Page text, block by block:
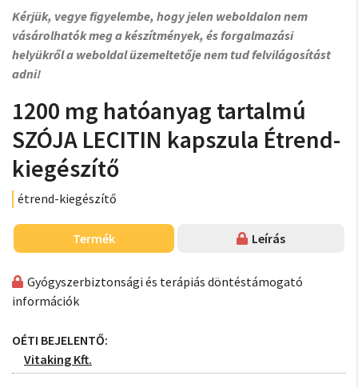
Kérjük, vegye figyelembe, hogy jelen weboldalon nem
vásárolhatók meg a készítmények, és forgalmazási
helyükről a weboldal üzemeltetője nem tud felvilágosítást
adni!
1200 mg hatóanyag tartalmú
SZÓJA LECITIN kapszula Étrend-
kiegészítő
étrend-kiegészítő
Termék Leírás
Gyógyszerbiztonsági és terápiás döntéstámogató
információk
OÉTI BEJELENTŐ:
Vitaking Kft.